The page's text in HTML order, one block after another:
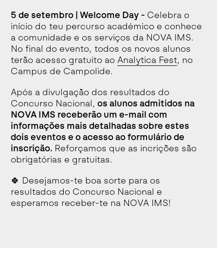
5 de setembro | Welcome Day - Celebra o
início do teu percurso académico e conhece
a comunidade e os serviços da NOVA IMS.
No final do evento, todos os novos alunos
terão acesso gratuito aoAnalytica Fest, no
Campus de Campolide.
Após a divulgação dos resultados do
Concurso Nacional,os alunos admitidos na
NOVA IMS receberão um e-mail com
informações mais detalhadas sobre estes
dois eventos e o acesso ao formulário de
inscrição. Reforçamos que as incrições são
obrigatórias e gratuitas.
🍀 Desejamos-te boa sorte para os
resultados do Concurso Nacional e
esperamos receber-te na NOVA IMS!